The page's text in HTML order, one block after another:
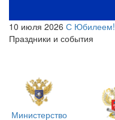
10 июля 2026 С Юбилеем!
Праздники и события
Министерство